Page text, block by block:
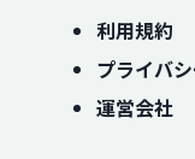
利用規約
プライバ
運営会社